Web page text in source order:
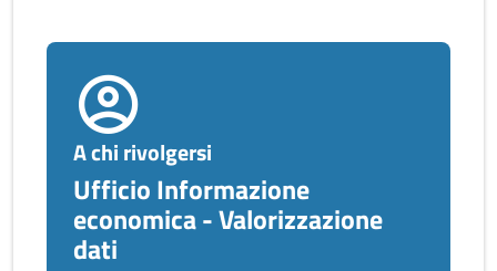
A chi rivolgersi
Ufficio Informazione
economica - Valorizzazione
dati